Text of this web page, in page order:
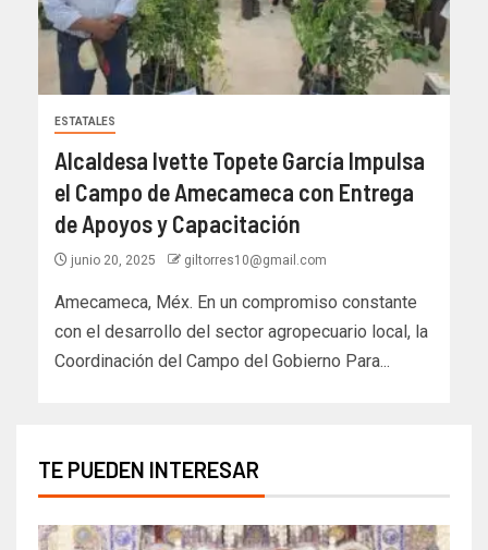
ESTATALES
Alcaldesa Ivette Topete García Impulsa
el Campo de Amecameca con Entrega
de Apoyos y Capacitación
junio 20, 2025 giltorres10@gmail.com
Amecameca, Méx. En un compromiso constante
con el desarrollo del sector agropecuario local, la
Coordinación del Campo del Gobierno Para...
TE PUEDEN INTERESAR